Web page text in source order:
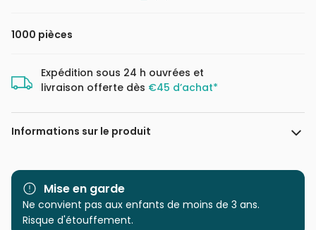
1000 pièces
Expédition sous 24 h ouvrées et
livraison offerte dès €45 d’achat*
Informations sur le produit
Marque New York Puzzle Company
Catégorie
Puzzles - Forêts, Fleurs et
Mise en garde
Ne convient pas aux enfants de moins de 3 ans.
Risque d'étouffement.